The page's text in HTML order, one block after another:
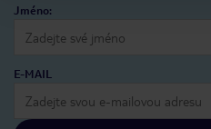
Jméno:
E-MAIL